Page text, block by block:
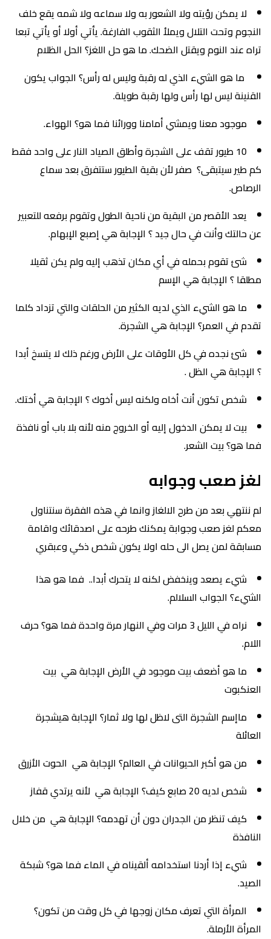
لا يمكن رؤيته ولا الشعور به ولا سماعه ولا شمه يقع خلف
النجوم وتحت التلال ويملأ الثقوب الفارغة. يأتي أولا أو يأتي تبعا
تراه عند النوم ويقتل الضحك. ما هو حل اللغز؟ الحل الظلام
ما هو الشيء الذي له رقبة وليس له رأس؟ الجواب يكون
القنينة ليس لها رأس ولها رقبة طويلة.
موجود معنا ويمشي أمامنا وورائنا فما هو؟ الهواء.
10 طيور تقف على الشجرة وأطلق الصياد النار على واحد فقط
كم طير سيتبقى؟ صفر لأن بقية الطيور ستتفرق بعد سماع
الرصاص.
يعد الأقصر من البقية من ناحية الطول وتقوم برفعه للتعبير
عن حالتك وأنت في حال جيد ؟ الإجابة هي إصبع الإبهام.
شئ تقوم بحمله في أي مكان تذهب إليه ولم يكن ثقيلا
مطلقا ؟ الإجابة هي الإسم
ما هو الشيء الذي لديه الكثير من الحلقات والتي تزداد كلما
تقدم في العمر؟ الإجابة هي الشجرة.
شئ نجده في كل الأوقات على الأرض ورغم ذلك لا يتسخ أبدا
؟ الإجابة هي الظل .
شخص تكون أنت أخاه ولكنه ليس أخوك ؟ الإجابة هي أختك.
بيت لا يمكن الدخول إليه أو الخروج منه لأنه بلا باب أو نافذة
فما هو؟ بيت الشعر.
لغز صعب وجوابه
لم ننتهي بعد من طرح الالغاز وانما في هذه الفقرة سنتناول
معكم لغز صعب وجوابة يمكنك طرحه على اصدقائك واقامة
مسابقة لمن يصل الى حله اولا يكون شخص ذكي وعبقري
شيء يصعد وينخفض لكنه لا يتحرك أبدا.. فما هو هذا
الشيء؟ الجواب السلالم.
نراه في الليل 3 مرات وفي النهار مرة واحدة فما هو؟ حرف
اللام.
ما هو أضعف بيت موجود في الأرض الإجابة هي بيت
العنكبوت
ماإسم الشجرة التى لاظل لها ولا ثمار؟ الإجابة هيشجرة
العائلة
من هو أكبر الحيوانات في العالم؟ الإجابة هي الحوت الأزرق
شخص لديه 20 صابع كيف؟ الإجابة هي لأنه يرتدي قفاز
كيف تنظر من الجدران دون أن تهدمه؟ الإجابة هي من خلال
النافذة
شيء إذا أردنا استخدامه ألقيناه في الماء فما هو؟ شبكة
الصيد.
المرأة التي تعرف مكان زوجها في كل وقت من تكون؟
المرأة الأرملة.